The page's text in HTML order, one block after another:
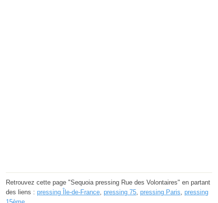
Retrouvez cette page "Sequoia pressing Rue des Volontaires" en partant
des liens : pressing Île-de-France, pressing 75, pressing Paris, pressing